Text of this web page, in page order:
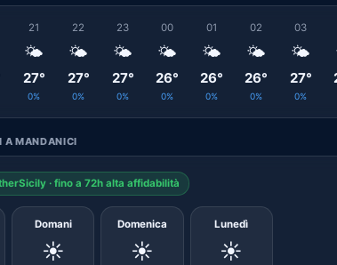
21
🌤️
27°
0%
22
🌤️
27°
0%
23
🌤️
27°
0%
00
🌤️
26°
0%
01
🌤️
26°
0%
02
🌤️
26°
0%
03
🌤️
27°
0%
A MANDANICI
· fino a 72h alta affidabilità
Domani
☀️
Domenica
☀️
Lunedì
☀️